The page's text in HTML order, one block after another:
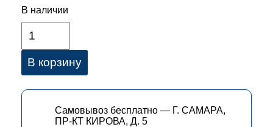
В наличии
В корзину
Самовывоз бесплатно — Г. САМАРА,
ПР-КТ КИРОВА, Д. 5